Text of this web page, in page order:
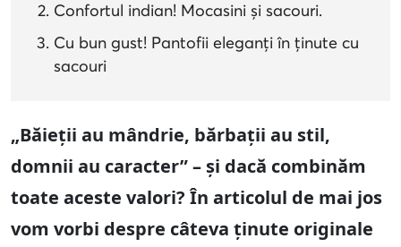
Confortul indian! Mocasini și sacouri.
Cu bun gust! Pantofii eleganți în ținute cu
sacouri
„Băieții au mândrie, bărbații au stil,
domnii au caracter” – și dacă combinăm
toate aceste valori? În articolul de mai jos
vom vorbi despre câteva ținute originale